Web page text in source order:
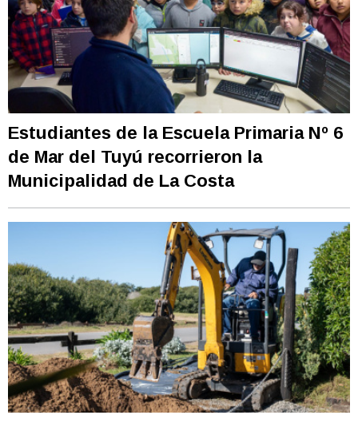
Estudiantes de la Escuela Primaria Nº 6
de Mar del Tuyú recorrieron la
Municipalidad de La Costa